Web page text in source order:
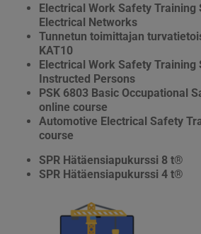
Electrical Work Safety Training
Electrical Networks
Tunnetun toimittajan
KAT10
Electrical Work Safety Training
Instructed Persons
PSK 6803 Basic Occupational
online course
Automotive Electrical Safety
course
SPR Hätäensiapukurssi 8 t®
SPR Hätäensiapukurssi 4 t®